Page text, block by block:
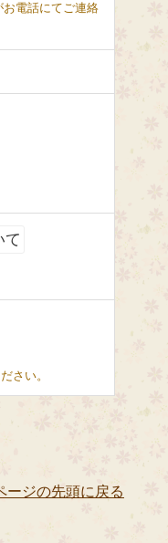
電話にてご連絡
て
さい。
ージの先頭に戻る